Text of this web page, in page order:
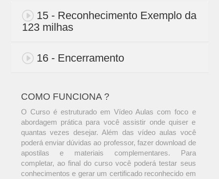
15 - Reconhecimento Exemplo da
123 milhas
16 - Encerramento
COMO FUNCIONA ?
O Curso é estruturado em Vídeo Aulas com foco e
abordagem prática para você assistir onde quiser e
quantas vezes desejar. Além das vídeo aulas você
poderá enviar dúvidas ao professor, fazer download de
apostilas e materiais complementares. Para
completar, ao final do curso você poderá testar seus
conhecimentos e gerar um certificado reconhecido em